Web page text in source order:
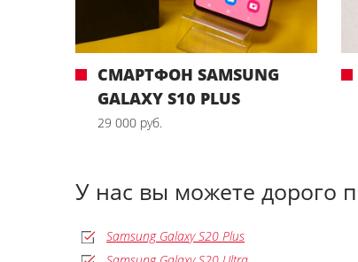
СМАРТФОН SAMSUNG
GALAXY S10 PLUS
29 000 руб.
У нас вы можете дорого
Samsung Galaxy S20 Plus